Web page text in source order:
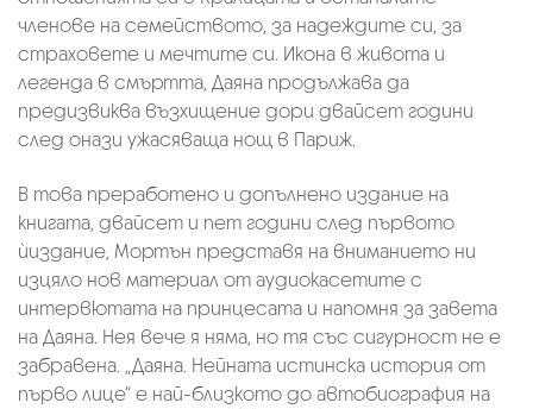
членове на семейството, за надеждите си, за
страховете и мечтите си. Икона в живота и
легенда в смъртта, Даяна продължава да
предизвиква възхищение дори двайсет години
след онази ужасяваща нощ в Париж.
В това преработено и допълнено издание на
книгата, двайсет и пет години след първото
ѝиздание, Мортън представя на вниманието ни
изцяло нов материал от аудиокасетите с
интервютата на принцесата и напомня за завета
на Даяна. Нея вече я няма, но тя със сигурност не е
забравена. „Даяна. Нейната истинска история от
първо лице“ е най-близкото до автобиография на